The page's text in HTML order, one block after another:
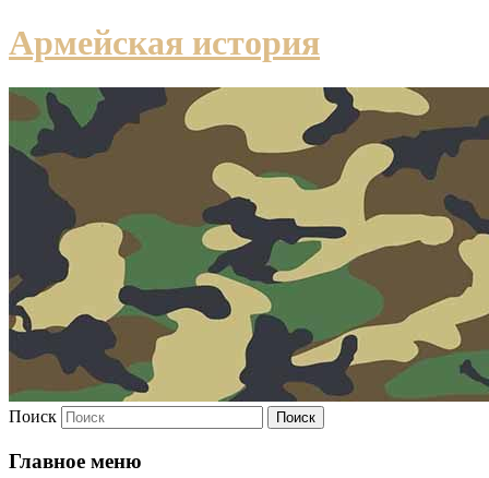
Армейская история
Поиск
Главное меню